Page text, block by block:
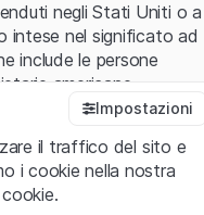
negli Stati Uniti o a
intese nel significato ad
include le persone
americane.
di accettare le
Nel caso in
l’utilizzo del
Impostazioni
il traffico del sito e
i cookie nella nostra